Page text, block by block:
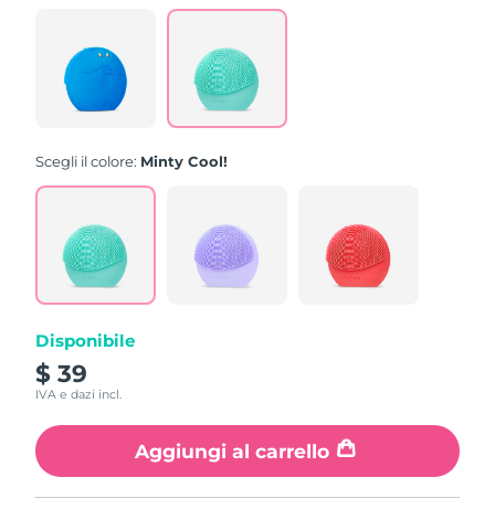
Scegli il colore: Minty Cool!
Disponibile
$ 39
IVA e dazi incl.
Aggiungi al carrello